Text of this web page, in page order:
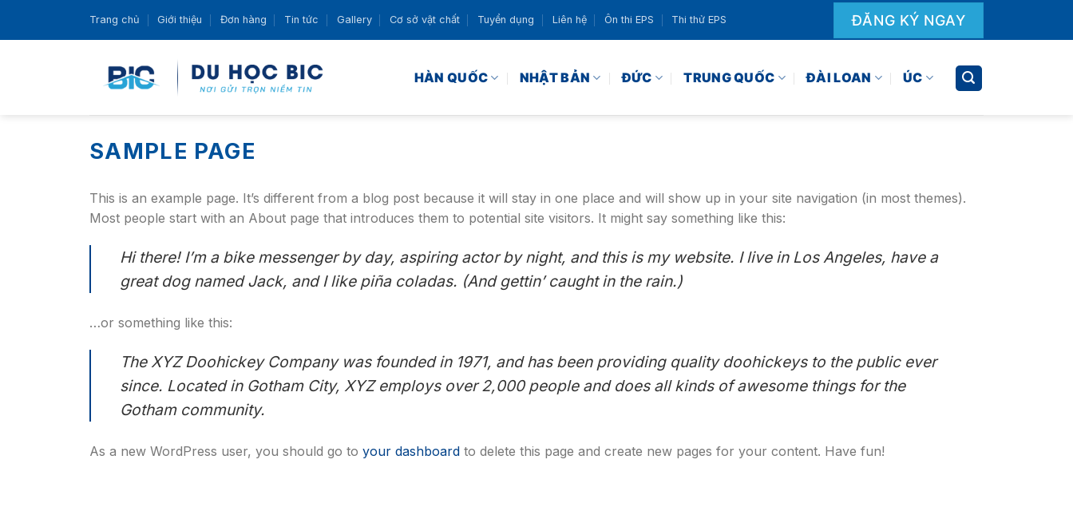
Trang chủ Giới thiệu Đơn hàng Tin tức Gallery Cơ sở vật chất Tuyển dụng Liên hệ Ôn thi EPS Thi thử EPS ĐĂNG KÝ NGAY
HÀN QUỐC NHẬT BẢN ĐỨC TRUNG QUỐC ĐÀI LOAN ÚC
SAMPLE PAGE
This is an example page. It’s different from a blog post because it will stay in one place and will show up in your site navigation (in most themes).
Most people start with an About page that introduces them to potential site visitors. It might say something like this:
Hi there! I’m a bike messenger by day, aspiring actor by night, and this is my website. I live in Los Angeles, have a
great dog named Jack, and I like piña coladas. (And gettin’ caught in the rain.)
…or something like this:
The XYZ Doohickey Company was founded in 1971, and has been providing quality doohickeys to the public ever
since. Located in Gotham City, XYZ employs over 2,000 people and does all kinds of awesome things for the
Gotham community.
As a new WordPress user, you should go to your dashboard to delete this page and create new pages for your content. Have fun!